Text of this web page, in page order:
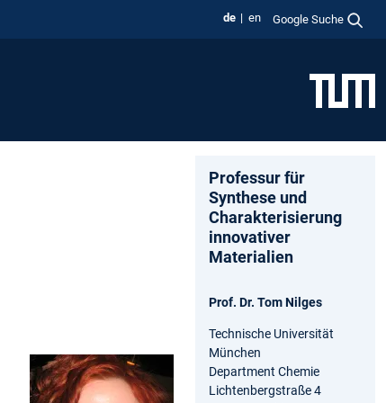
de en Google Suche
Professur für
Synthese und
Charakterisierung
innovativer
Materialien
Prof. Dr. Tom Nilges
Technische Universität
München
Department Chemie
Lichtenbergstraße 4